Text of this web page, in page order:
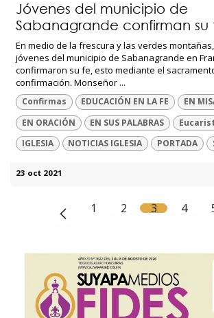
Jóvenes del municipio de
Sabanagrande confirman su
En medio de la frescura y las verdes
jóvenes del municipio de Sabanagrande en
confirmaron su fe, esto mediante el
confirmación. Monseñor ...
Confirmas EDUCACIÓN EN LA FE
EN
EN ORACIÓN
EN SUS PALABRAS
IGLESIA
NOTICIAS IGLESIA PORTADA
23 oct 2021
1 2 3 4